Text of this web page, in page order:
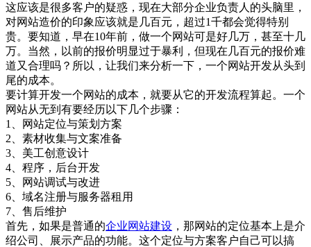
这应该是很多客户的疑惑，现在大部分企业负责人的头脑里，
对网站造价的印象应该就是几百元，超过1千都会觉得特别
贵。要知道，早在10年前，做一个网站可是好几万，甚至十几
万。当然，以前的报价明显过于暴利，但现在几百元的报价难
道又合理吗？所以，让我们来分析一下，一个网站开发从头到
尾的成本。
要计算开发一个网站的成本，就要从它的开发流程算起。一个
网站从无到有要经历以下几个步骤：
1、网站定位与策划方案
2、素材收集与文案准备
3、美工创意设计
4、程序，后台开发
5、网站调试与改进
6、域名注册与服务器租用
7、售后维护
首先，如果是普通的企业网站建设 ，那网站的定位基本上是介
绍公司、展示产品的功能。这个定位与方案客户自己可以搞